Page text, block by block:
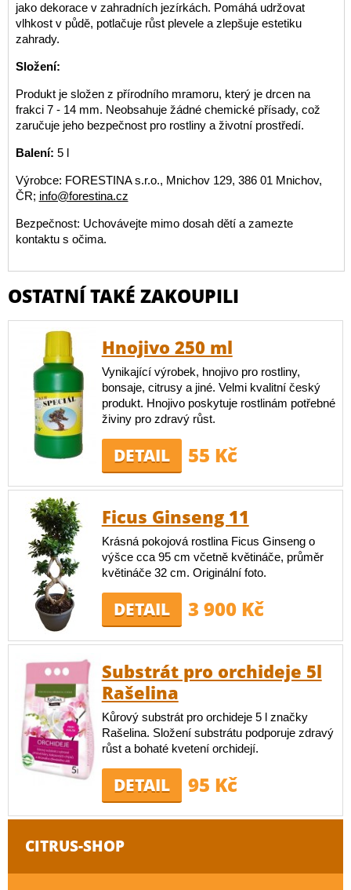
jako dekorace v zahradních jezírkách. Pomáhá udržovat
vlhkost v půdě, potlačuje růst plevele a zlepšuje estetiku
zahrady.
Složení:
Produkt je složen z přírodního mramoru, který je drcen na
frakci 7 - 14 mm. Neobsahuje žádné chemické přísady, což
zaručuje jeho bezpečnost pro rostliny a životní prostředí.
Balení: 5 l
Výrobce: FORESTINA s.r.o., Mnichov 129, 386 01 Mnichov,
ČR; info@forestina.cz
Bezpečnost: Uchovávejte mimo dosah dětí a zamezte
kontaktu s očima.
OSTATNÍ TAKÉ ZAKOUPILI
Hnojivo 250 ml
Vynikající výrobek, hnojivo pro rostliny,
bonsaje, citrusy a jiné. Velmi kvalitní český
produkt. Hnojivo poskytuje rostlinám potřebné
živiny pro zdravý růst.
DETAIL 55 Kč
Ficus Ginseng 11
Krásná pokojová rostlina Ficus Ginseng o
výšce cca 95 cm včetně květináče, průměr
květináče 32 cm. Originální foto.
DETAIL 3 900 Kč
Substrát pro orchideje 5l
Rašelina
Kůrový substrát pro orchideje 5 l značky
Rašelina. Složení substrátu podporuje zdravý
růst a bohaté kvetení orchidejí.
DETAIL 95 Kč
CITRUS-SHOP